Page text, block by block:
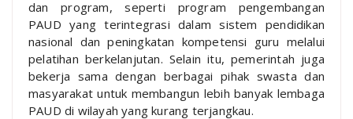
dan program, seperti program pengembangan
PAUD yang terintegrasi dalam sistem pendidikan
nasional dan peningkatan kompetensi guru melalui
pelatihan berkelanjutan. Selain itu, pemerintah juga
bekerja sama dengan berbagai pihak swasta dan
masyarakat untuk membangun lebih banyak lembaga
PAUD di wilayah yang kurang terjangkau.